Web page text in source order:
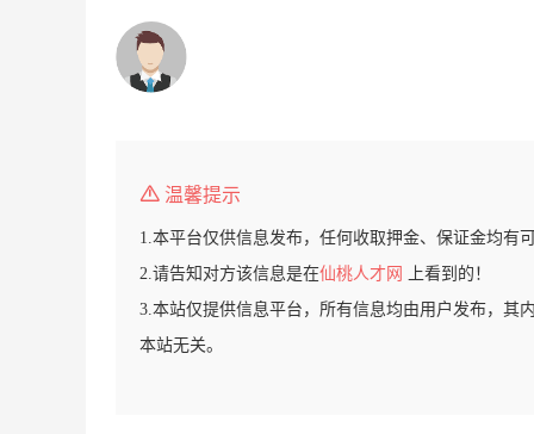
温馨提示
1.本平台仅供信息发布，任何收取押金、保证金均有
2.请告知对方该信息是在仙桃人才网
上看到的！
3.本站仅提供信息平台，所有信息均由用户发布，其
本站无关。